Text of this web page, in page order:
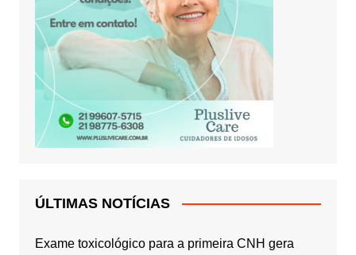
ÚLTIMAS NOTÍCIAS
Exame toxicológico para a primeira CNH gera